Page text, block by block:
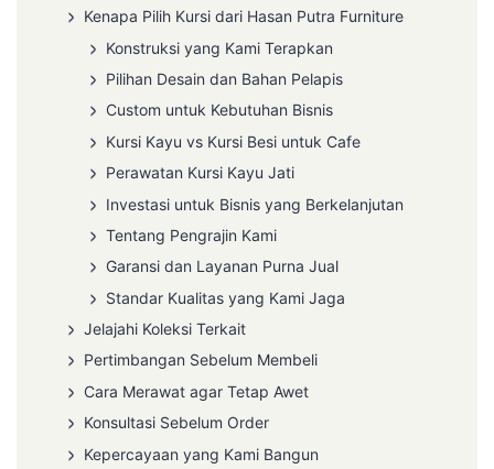
Kenapa Pilih Kursi dari Hasan Putra Furniture
Konstruksi yang Kami Terapkan
Pilihan Desain dan Bahan Pelapis
Custom untuk Kebutuhan Bisnis
Kursi Kayu vs Kursi Besi untuk Cafe
Perawatan Kursi Kayu Jati
Investasi untuk Bisnis yang Berkelanjutan
Tentang Pengrajin Kami
Garansi dan Layanan Purna Jual
Standar Kualitas yang Kami Jaga
Jelajahi Koleksi Terkait
Pertimbangan Sebelum Membeli
Cara Merawat agar Tetap Awet
Konsultasi Sebelum Order
Kepercayaan yang Kami Bangun